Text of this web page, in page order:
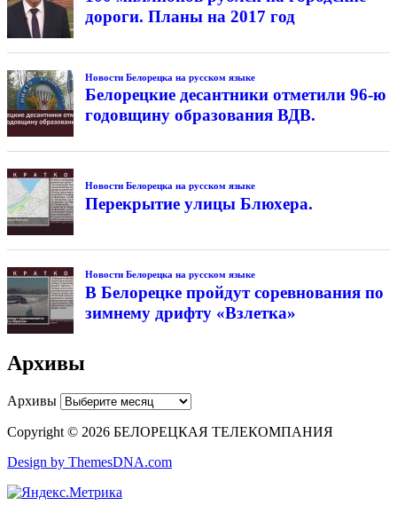
дороги. Планы на 2017 год
Новости Белорецка на русском языке
Белорецкие десантники отметили 96-ю
годовщину образования ВДВ.
Новости Белорецка на русском языке
Перекрытие улицы Блюхера.
Новости Белорецка на русском языке
В Белорецке пройдут соревнования по
зимнему дрифту «Взлетка»
Архивы
Архивы
Copyright © 2026 БЕЛОРЕЦКАЯ ТЕЛЕКОМПАНИЯ
Design by ThemesDNA.com